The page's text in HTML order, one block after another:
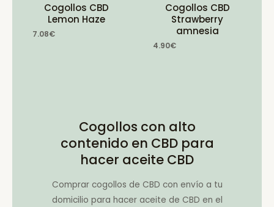
Cogollos CBD
Lemon Haze
7.08€
Cogollos CBD
Strawberry
amnesia
4.90€
Cogollos con alto
contenido en CBD para
hacer aceite CBD
Comprar cogollos de CBD con envío a tu
domicilio para hacer aceite de CBD en el